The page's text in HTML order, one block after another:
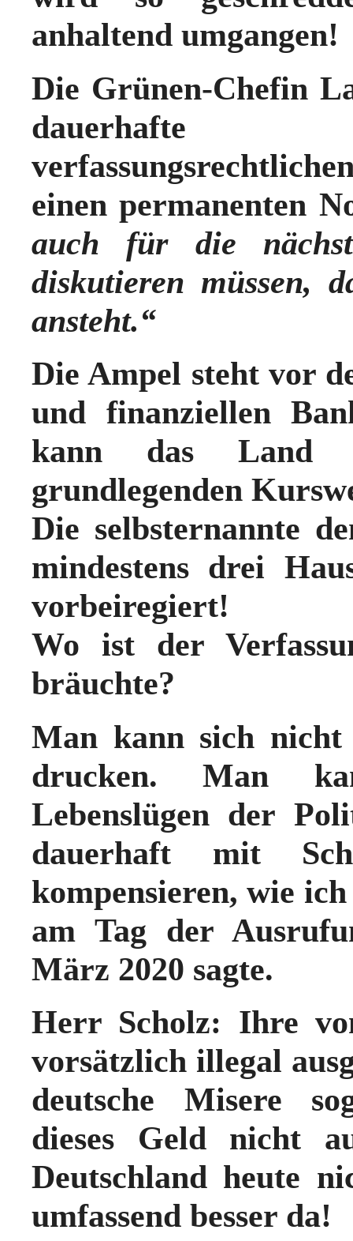
anhaltend
Die Grünen-Chefin
dauerhafte
einenpermanenten
auch für die
diskutieren müssen,
ansteht.“
Die Ampel steht vor
und finanziellen
kann das Land
grundlegenden
Die selbsternannte
mindestens drei
vorbeiregiert!
Wo ist der
bräuchte?
Man kann sich
drucken. Man
Lebenslügen der
dauerhaft mit
kompensieren, wie
am Tag der
März 2020 sagte.
Herr Scholz: Ihre
vorsätzlich illegal
deutsche Misere
dieses Geld nicht
Deutschland heute
umfassend besser